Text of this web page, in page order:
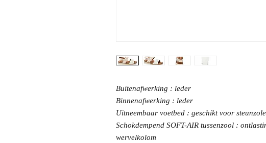
Buitenafwerking : leder
Binnenafwerking : leder
Uitneembaar voetbed : geschikt voor
Schokdempend SOFT-AIR tussenzool :
wervelkolom